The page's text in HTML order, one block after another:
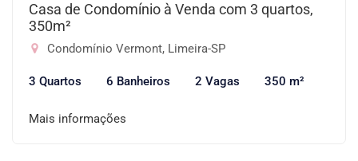
Casa de Condomínio à Venda com 3 quartos,
350m²
Condomínio Vermont, Limeira-SP
3 Quartos 6 Banheiros 2 Vagas 350 m²
Mais informações